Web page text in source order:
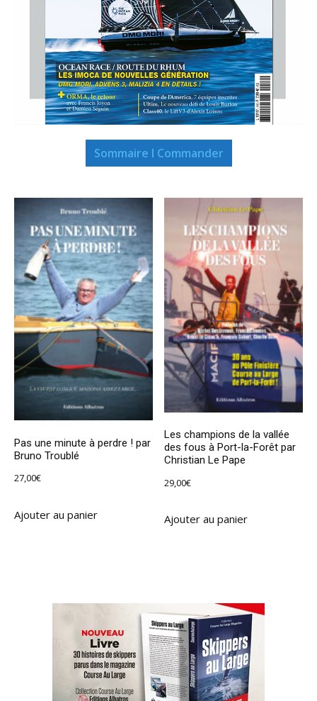
Sommaire I Commander
Pas une minute à perdre ! par
Bruno Troublé
27,00€
Ajouter au panier
Les champions de la vallée
des fous à Port-la-Forêt par
Christian Le Pape
29,00€
Ajouter au panier